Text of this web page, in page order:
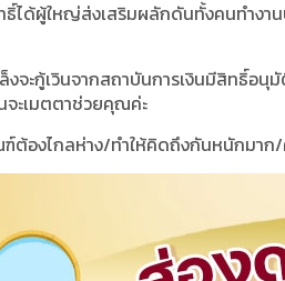
ได้ผู้ใหญ่ส่งเสริมผลักดันทั้งคนทำงา
งจะกู้เวินจากสถาบันการเงินมีสิทธิ์อนุ
ะเมตตาช่วยคุณค่ะ
ต้องไกลห่าง/ทำให้คิดถึงกันหนักมาก/